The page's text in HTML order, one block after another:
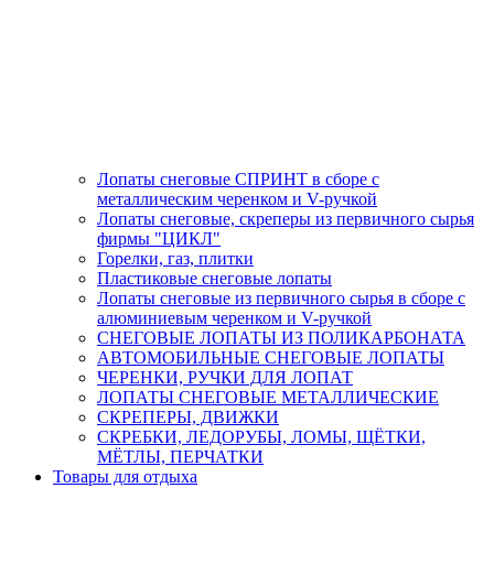
Лопаты снеговые СПРИНТ в сборе с
металлическим черенком и V-ручкой
Лопаты снеговые, скреперы из первичного сырья
фирмы "ЦИКЛ"
Горелки, газ, плитки
Пластиковые снеговые лопаты
Лопаты снеговые из первичного сырья в сборе с
алюминиевым черенком и V-ручкой
СНЕГОВЫЕ ЛОПАТЫ ИЗ ПОЛИКАРБОНАТА
АВТОМОБИЛЬНЫЕ СНЕГОВЫЕ ЛОПАТЫ
ЧЕРЕНКИ, РУЧКИ ДЛЯ ЛОПАТ
ЛОПАТЫ СНЕГОВЫЕ МЕТАЛЛИЧЕСКИЕ
СКРЕПЕРЫ, ДВИЖКИ
СКРЕБКИ, ЛЕДОРУБЫ, ЛОМЫ, ЩЁТКИ,
МЁТЛЫ, ПЕРЧАТКИ
Товары для отдыха